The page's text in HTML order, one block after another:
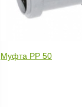
Муфта РР 50